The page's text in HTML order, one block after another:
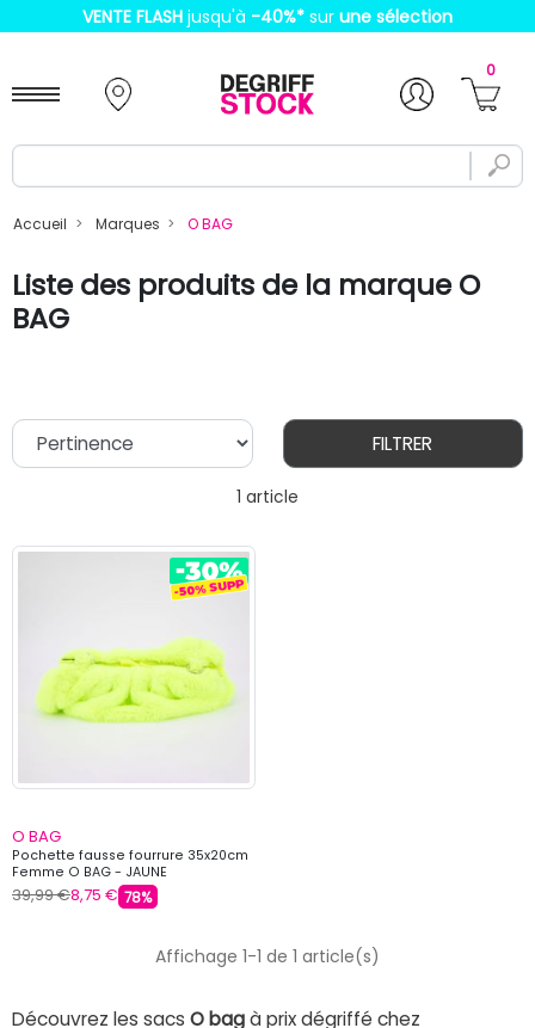
VENTE FLASH jusqu'à -40%* sur une sélection
0
Accueil Marques O BAG
Liste des produits de la marque O
BAG
1 article
FILTRER
O BAG
Pochette fausse fourrure 35x20cm
Femme O BAG - JAUNE
39,99 €8,75 € 78%
Affichage 1-1 de 1 article(s)
Découvrez les sacs O bagà prix dégriffé chez